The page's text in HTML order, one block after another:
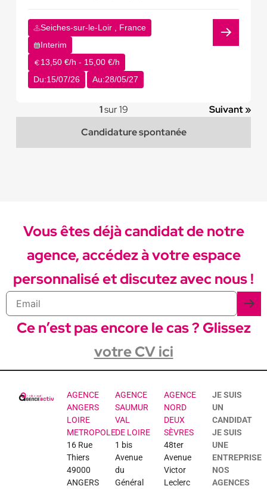
Seiches-sur-le-Loir , France
Interim
13,50 €/h - 15,00 €/h
Du:15/07/26 Au:28/05/27
1sur 19
Suivant »
Candidature spontanée
Vous êtes déjà candidat de notre
agence, accédez à votre espace
personnalisé et discutez avec nous !
Ce n’est pas encore le cas ? Glissez
votre CV ici
AGENCE
ANGERS
LOIRE
METROPOLE
16 Rue
Thiers
49000
ANGERS
AGENCE
SAUMUR
VAL
DE LOIRE
1 bis
Avenue
du
Général
AGENCE
NORD
DEUX
SÈVRES
48ter
Avenue
Victor
Leclerc
JE SUIS
UN
CANDIDAT
JE SUIS
UNE
ENTREPRISE
NOS
AGENCES